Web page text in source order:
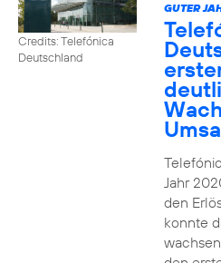
Credits: Telefónica
Deutschland
GUTER
Jahr
den
konnte